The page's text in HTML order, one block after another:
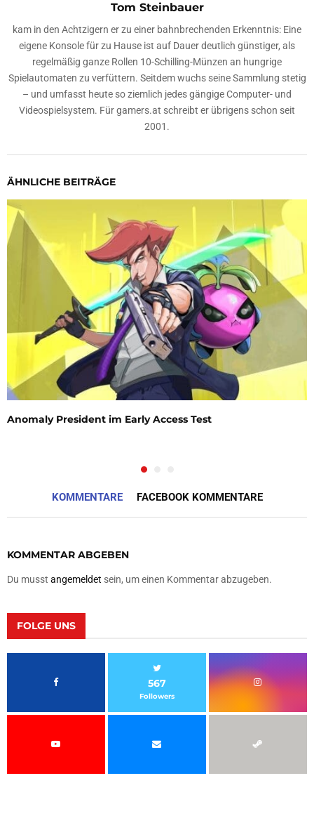
Tom Steinbauer
kam in den Achtzigern er zu einer bahnbrechenden Erkenntnis: Eine
eigene Konsole für zu Hause ist auf Dauer deutlich günstiger, als
regelmäßig ganze Rollen 10-Schilling-Münzen an hungrige
Spielautomaten zu verfüttern. Seitdem wuchs seine Sammlung stetig
– und umfasst heute so ziemlich jedes gängige Computer- und
Videospielsystem. Für gamers.at schreibt er übrigens schon seit
2001.
ÄHNLICHE BEITRÄGE
Anomaly President im Early Access Test
KOMMENTARE FACEBOOK KOMMENTARE
KOMMENTAR ABGEBEN
Du musst angemeldet sein, um einen Kommentar abzugeben.
FOLGE UNS
567
Followers